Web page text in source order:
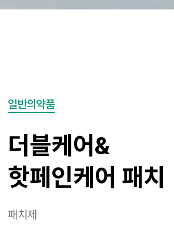
일반의약품
하이드로콜로이
밴드류